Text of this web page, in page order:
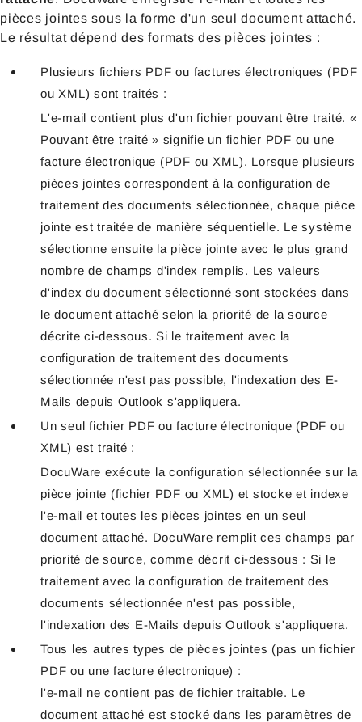
pièces jointes sous la forme d'un seul document attaché.
Le résultat dépend des formats des pièces jointes :
Plusieurs fichiers PDF ou factures électroniques (PDF
ou XML) sont traités :
L'e-mail contient plus d'un fichier pouvant être traité. «
Pouvant être traité » signifie un fichier PDF ou une
facture électronique (PDF ou XML). Lorsque plusieurs
pièces jointes correspondent à la configuration de
traitement des documents sélectionnée, chaque pièce
jointe est traitée de manière séquentielle. Le système
sélectionne ensuite la pièce jointe avec le plus grand
nombre de champs d'index remplis. Les valeurs
d'index du document sélectionné sont stockées dans
le document attaché selon la priorité de la source
décrite ci-dessous. Si le traitement avec la
configuration de traitement des documents
sélectionnée n'est pas possible, l'indexation des E-
Mails depuis Outlook s'appliquera.
Un seul fichier PDF ou facture électronique (PDF ou
XML) est traité :
DocuWare exécute la configuration sélectionnée sur la
pièce jointe (fichier PDF ou XML) et stocke et indexe
l'e-mail et toutes les pièces jointes en un seul
document attaché. DocuWare remplit ces champs par
priorité de source, comme décrit ci-dessous : Si le
traitement avec la configuration de traitement des
documents sélectionnée n'est pas possible,
l'indexation des E-Mails depuis Outlook s'appliquera.
Tous les autres types de pièces jointes (pas un fichier
PDF ou une facture électronique) :
l'e-mail ne contient pas de fichier traitable. Le
document attaché est stocké dans les paramètres de